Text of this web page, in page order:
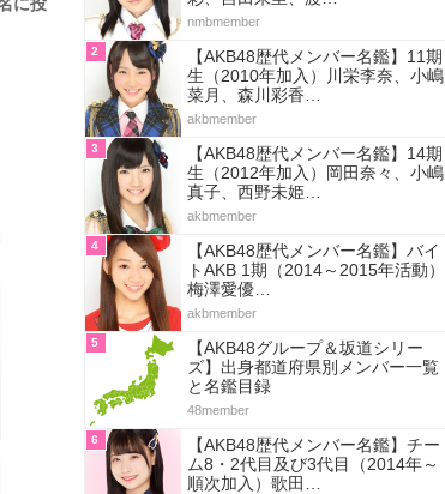
nmbmember
2
【AKB48歴代メンバー名鑑】11期
生（2010年加入）川栄李奈、小嶋
菜月、森川彩香…
akbmember
3
【AKB48歴代メンバー名鑑】14期
生（2012年加入）岡田奈々、小嶋
真子、西野未姫…
akbmember
4
【AKB48歴代メンバー名鑑】バイ
トAKB 1期（2014～2015年活動）
梅澤愛優…
akbmember
5
【AKB48グループ＆坂道シリー
ズ】出身都道府県別メンバー一覧
と名鑑目録
48member
6
【AKB48歴代メンバー名鑑】チー
ム8・2代目及び3代目（2014年～
順次加入）歌田…